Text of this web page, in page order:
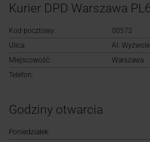
Logowanie
Kurier DPD Warszawa
Kod pocztowy:
00572
Ulica:
Al.
Miejscowość:
Warszawa
Telefon:
Godziny otwarcia
Poniedziałek: